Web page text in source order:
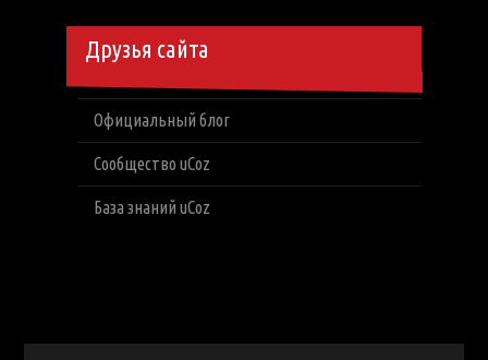
Друзья сайта
Официальный блог
Сообщество uCoz
База знаний uCoz